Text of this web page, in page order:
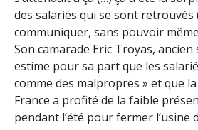
des salariés qui se sont
communiquer, sans pouvoir
Son camarade Eric Troyas, ancien
estime pour sa part que les
comme des malpropres » et que
France a profité de la faible
pendant l’été pour fermer l’usine